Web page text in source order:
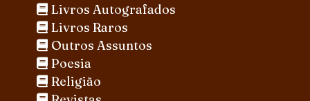
Livros Autografados
Livros Raros
Outros Assuntos
Poesia
Religião